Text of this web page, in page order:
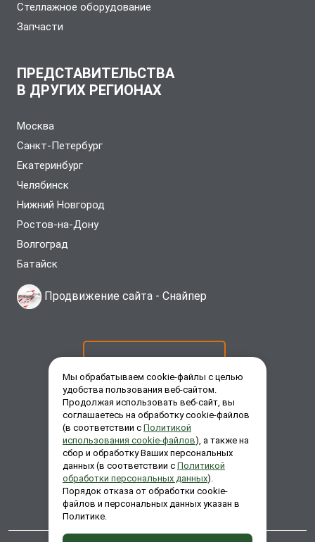
Стеллажное оборудование
Запчасти
ПРЕДСТАВИТЕЛЬСТВА
В ДРУГИХ РЕГИОНАХ
Москва
Санкт-Петербург
Екатеринбург
Челябинск
Нижний Новгород
Ростов-на-Дону
Волгоград
Батайск
Продвижение сайта - Снайпер
ЗАКАЗАТЬ ЗВОНОК
ЗАДАТЬ ВОПРОС
Мы обрабатываем cookie-файлы с целью
удобства пользования веб-сайтом.
Продолжая использовать веб-сайт, вы
соглашаетесь на обработку cookie-файлов
(в соответствии с Политикой
использования cookie-файлов), а также на
сбор и обработку Ваших персональных
данных (в соответствии с Политикой
обработки персональных данных).
Порядок отказа от обработки cookie-
файлов и персональных данных указан в
Политике.